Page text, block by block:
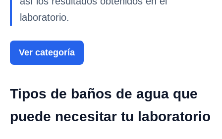
laboratorio.
Ver categoría
Tipos de baños de agua que
puede necesitar tu laboratorio